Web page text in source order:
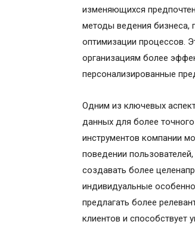
изменяющихся
методы ведения бизнеса,
оптимизации процессов.
организациям более
персонализированные
Одним из ключевых
данных для более
инструментов компании
поведении
создавать более
индивидуальные
предлагать более
клиентов и способствует